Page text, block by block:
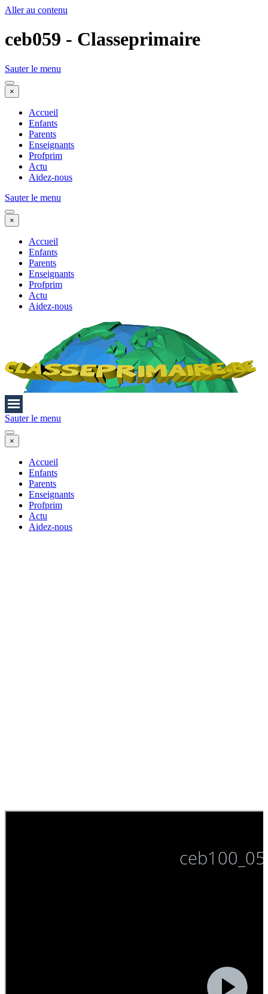
Aller au contenu
ceb059 - Classeprimaire
Sauter le menu
×
Accueil
Enfants
Parents
Enseignants
Profprim
Actu
Aidez-nous
Sauter le menu
×
Accueil
Enfants
Parents
Enseignants
Profprim
Actu
Aidez-nous
Sauter le menu
×
Accueil
Enfants
Parents
Enseignants
Profprim
Actu
Aidez-nous